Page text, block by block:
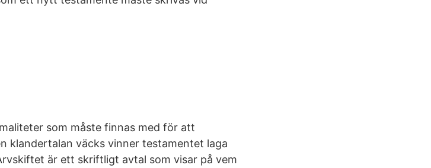
som måste finnas med för att
klandertalan väcks vinner testamentet laga
är ett skriftligt avtal som visar på vem